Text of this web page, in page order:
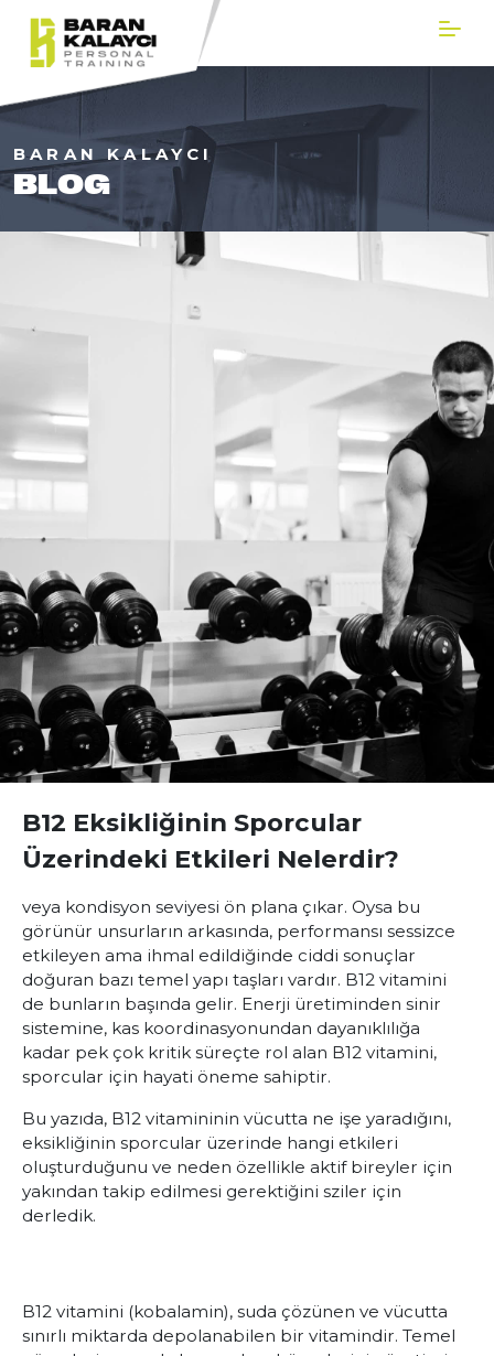
BARAN KALAYCI
BLOG
B12 Eksikliğinin Sporcular
Üzerindeki Etkileri Nelerdir?
veya kondisyon seviyesi ön plana çıkar. Oysa bu
görünür unsurların arkasında, performansı sessizce
etkileyen ama ihmal edildiğinde ciddi sonuçlar
doğuran bazı temel yapı taşları vardır. B12 vitamini
de bunların başında gelir. Enerji üretiminden sinir
sistemine, kas koordinasyonundan dayanıklılığa
kadar pek çok kritik süreçte rol alan B12 vitamini,
sporcular için hayati öneme sahiptir.
Bu yazıda, B12 vitamininin vücutta ne işe yaradığını,
eksikliğinin sporcular üzerinde hangi etkileri
oluşturduğunu ve neden özellikle aktif bireyler için
yakından takip edilmesi gerektiğini sziler için
derledik.
B12 vitamini (kobalamin), suda çözünen ve vücutta
sınırlı miktarda depolanabilen bir vitamindir. Temel